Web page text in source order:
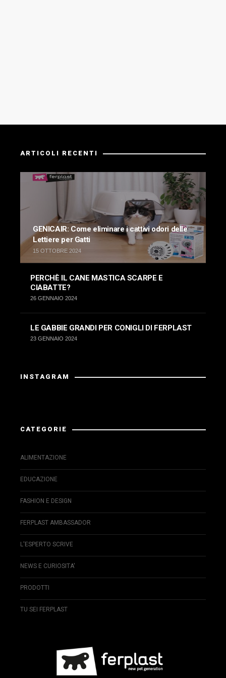
ARTICOLI RECENTI
GENICAIR: Come eliminare i cattivi odori delle
Lettiere per Gatti
15 OTTOBRE 2024
PERCHÈ IL CANE MASTICA SCARPE E
CIABATTE?
26 GENNAIO 2024
LE GABBIE GRANDI PER CONIGLI DI FERPLAST
23 GENNAIO 2024
INSTAGRAM
CATEGORIE
ALIMENTAZIONE
EDUCAZIONE
FASHION E DESIGN
FERPLAST AMBASSADOR
L'ESPERTO SCRIVE
NEWS E CURIOSITA'
PRODOTTI
TU SEI FERPLAST